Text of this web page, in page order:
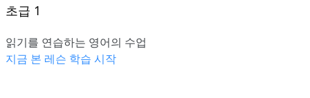
초급 1
읽기를 연습하는 영어의 수업
지금 본 레슨 학습 시작